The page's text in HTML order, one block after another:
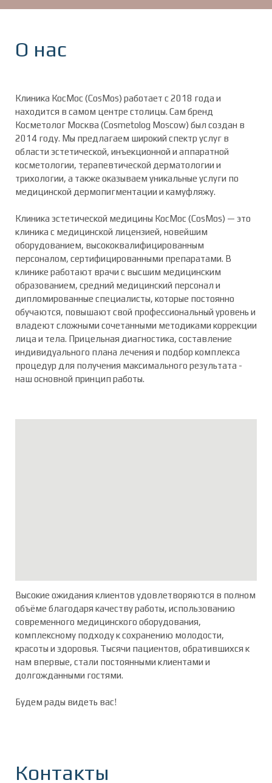
О нас
Клиника КосМос (CosMos) работает с 2018 года и
находится в самом центре столицы. Сам бренд
Косметолог Москва (Cosmetolog Moscow) был создан в
2014 году. Мы предлагаем широкий спектр услуг в
области эстетической, инъекционной и аппаратной
косметологии, терапевтической дерматологии и
трихологии, а также оказываем уникальные услуги по
медицинской дермопигментации и камуфляжу.
Клиника эстетической медицины КосМос (CosMos) — это
клиника с медицинской лицензией, новейшим
оборудованием, высококвалифицированным
персоналом, сертифицированными препаратами. В
клинике работают врачи с высшим медицинским
образованием, средний медицинский персонал и
дипломированные специалисты, которые постоянно
обучаются, повышают свой профессиональный уровень и
владеют сложными сочетанными методиками коррекции
лица и тела. Прицельная диагностика, составление
индивидуального плана лечения и подбор комплекса
процедур для получения максимального результата -
наш основной принцип работы.
Высокие ожидания клиентов удовлетворяются в полном
объёме благодаря качеству работы, использованию
современного медицинского оборудования,
комплексному подходу к сохранению молодости,
красоты и здоровья. Тысячи пациентов, обратившихся к
нам впервые, стали постоянными клиентами и
долгожданными гостями.
Будем рады видеть вас!
Контакты